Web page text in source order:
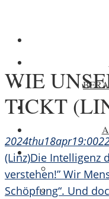
WIE
TICKT
2024thu18apr19:00
(Linz)Die Intelligenz
verstehen!” Wir
Schöpfung“. Und